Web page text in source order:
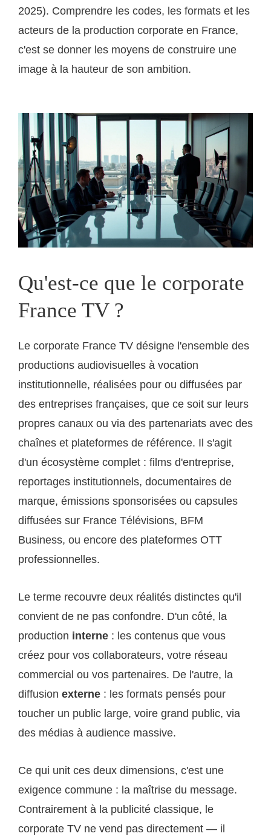
2025). Comprendre les codes, les formats et les
acteurs de la production corporate en France,
c'est se donner les moyens de construire une
image à la hauteur de son ambition.
Qu'est-ce que le corporate
France TV ?
Le corporate France TV désigne l'ensemble des
productions audiovisuelles à vocation
institutionnelle, réalisées pour ou diffusées par
des entreprises françaises, que ce soit sur leurs
propres canaux ou via des partenariats avec des
chaînes et plateformes de référence. Il s'agit
d'un écosystème complet : films d'entreprise,
reportages institutionnels, documentaires de
marque, émissions sponsorisées ou capsules
diffusées sur France Télévisions, BFM
Business, ou encore des plateformes OTT
professionnelles.
Le terme recouvre deux réalités distinctes qu'il
convient de ne pas confondre. D'un côté, la
production interne : les contenus que vous
créez pour vos collaborateurs, votre réseau
commercial ou vos partenaires. De l'autre, la
diffusion externe : les formats pensés pour
toucher un public large, voire grand public, via
des médias à audience massive.
Ce qui unit ces deux dimensions, c'est une
exigence commune : la maîtrise du message.
Contrairement à la publicité classique, le
corporate TV ne vend pas directement — il